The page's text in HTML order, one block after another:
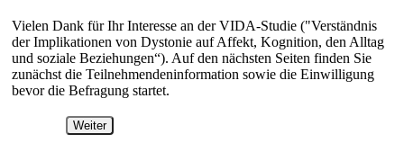
Vielen Dank für Ihr Interesse an der VIDA-Studie ("Verständnis
der Implikationen von Dystonie auf Affekt, Kognition, den Alltag
und soziale Beziehungen“). Auf den nächsten Seiten finden Sie
zunächst die Teilnehmendeninformation sowie die Einwilligung
bevor die Befragung startet.
Weiter